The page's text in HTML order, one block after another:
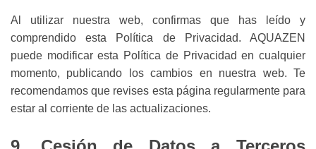
Al utilizar nuestra web, confirmas que has leído y
comprendido esta Política de Privacidad. AQUAZEN
puede modificar esta Política de Privacidad en cualquier
momento, publicando los cambios en nuestra web. Te
recomendamos que revises esta página regularmente para
estar al corriente de las actualizaciones.